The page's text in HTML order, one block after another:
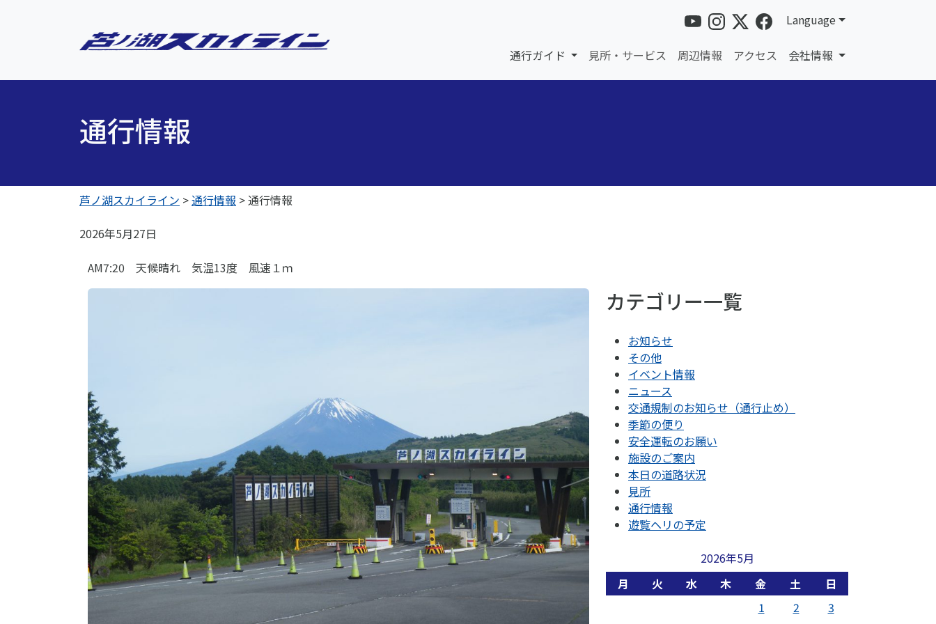
Language
通行ガイド 見所・サービス 周辺情報 アクセス 会社情報
通行情報
芦ノ湖スカイライン >通行情報 >通行情報
2026年5月27日
AM7:20 天候晴れ 気温13度 風速１ｍ
カテゴリー一覧
お知らせ
その他
イベント情報
ニュース
交通規制のお知らせ（通行止め）
季節の便り
安全運転のお願い
施設のご案内
本日の道路状況
見所
通行情報
遊覧ヘリの予定
2026年5月
月
火 水 木 金 土
日
1
2
3